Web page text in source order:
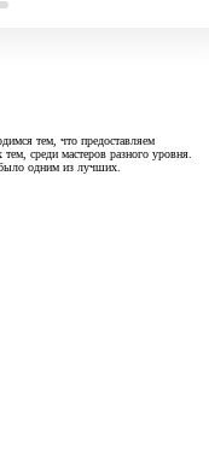
тем, что предоставляем
тем, среди мастеров разного уровня.
одним из лучших.